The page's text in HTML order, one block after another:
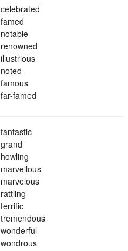
celebrated
famed
notable
renowned
illustrious
noted
famous
far-famed
fantastic
grand
howling
marvellous
marvelous
rattling
terrific
tremendous
wonderful
wondrous